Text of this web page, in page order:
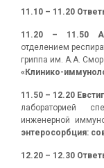
11.10 – 11.20
11.20 – 11.50
отделением
гриппа им. А.А.
«Клинико-
11.50 – 12.20
лабораторией
инженерной
энтеросорбция:
12.20 – 12.30